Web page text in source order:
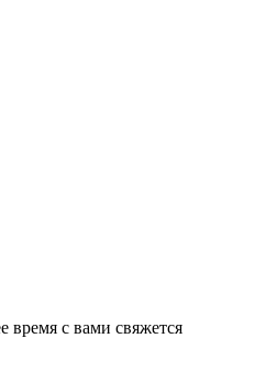
время с вами свяжется